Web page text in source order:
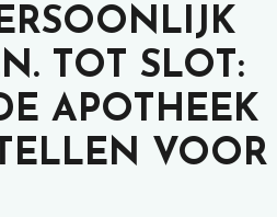
TOT SLOT:
APOTHEEK
VOOR